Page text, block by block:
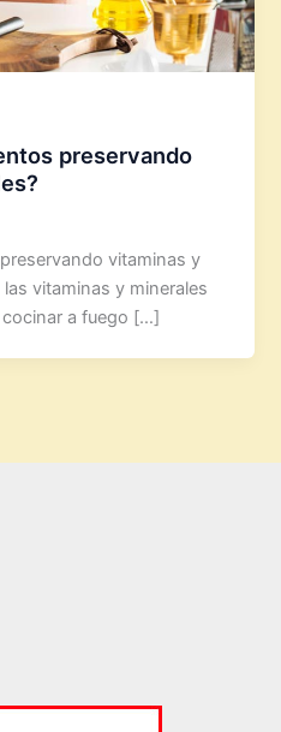
preservando
vitaminas y
vitaminas y minerales
a fuego […]